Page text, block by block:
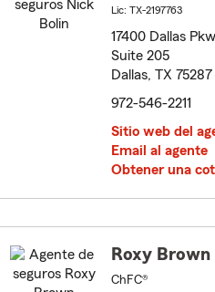
Lic: TX-2197763
17400 Dallas
Suite 205
Dallas, TX 75287
972-546-2211
Sitio web del
Email al agente
Obtener una
Roxy Brown
ChFC®